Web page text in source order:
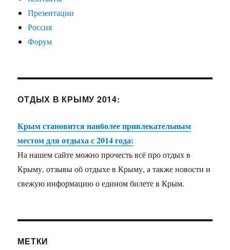
Презентации
Россия
Форум
ОТДЫХ В КРЫМУ 2014:
Крым становится наиболее привлекательным
местом для отдыха с 2014 года:
На нашем сайте можно прочесть всё про отдых в
Крыму, отзывы об отдыхе в Крыму, а также новости и
свежую информацию о едином билете в Крым.
МЕТКИ